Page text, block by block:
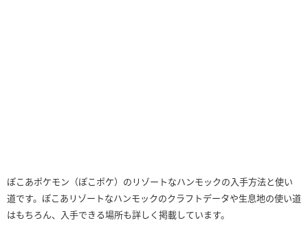
ぽこあポケモン（ぽこポケ）のリゾートなハンモックの入手方法と使い
道です。ぽこあリゾートなハンモックのクラフトデータや生息地の使い道
はもちろん、入手できる場所も詳しく掲載しています。